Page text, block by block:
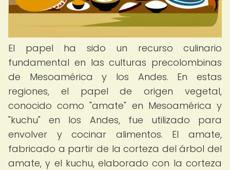
El papel ha sido un recurso culinario
fundamental en las culturas precolombinas
de Mesoamérica y los Andes. En estas
regiones, el papel de origen vegetal,
conocido como "amate" en Mesoamérica y
"kuchu" en los Andes, fue utilizado para
envolver y cocinar alimentos. El amate,
fabricado a partir de la corteza del árbol del
amate, y el kuchu, elaborado con la corteza